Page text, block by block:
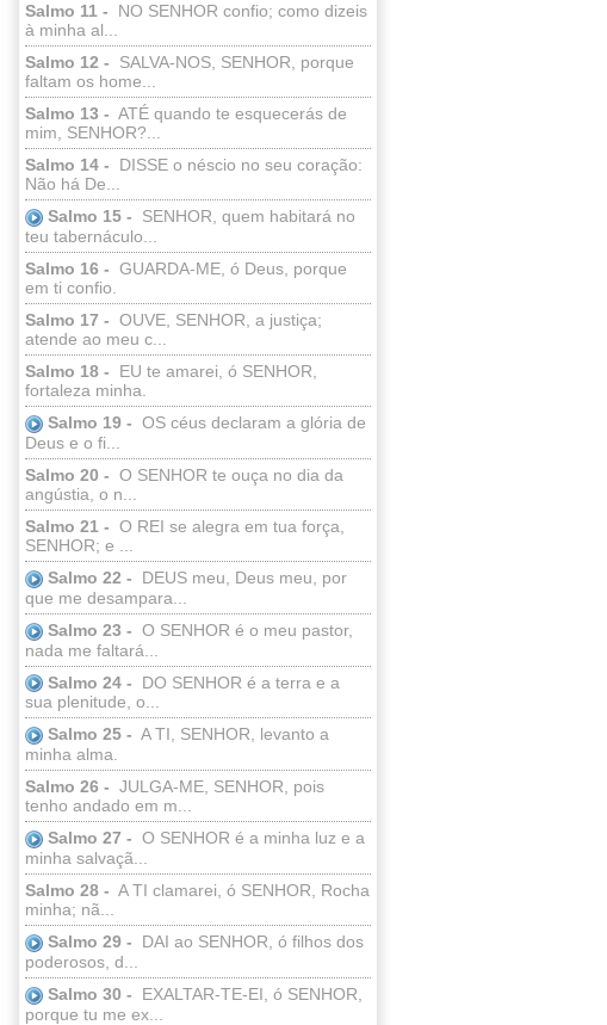
Salmo 11 -
NO SENHOR confio; como dizeis
à minha al...
Salmo 12 -
SALVA-NOS, SENHOR, porque
faltam os home...
Salmo 13 - ATÉ quando te esquecerás de
mim, SENHOR?...
Salmo 14 -
DISSE o néscio no seu coração:
Não há De...
Salmo 15 -
SENHOR, quem habitará no
teu tabernáculo...
Salmo 16 - GUARDA-ME, ó Deus, porque
em ti confio.
Salmo 17 - OUVE, SENHOR, a justiça;
atende ao meu c...
Salmo 18 -
EU te amarei, ó SENHOR,
fortaleza minha.
Salmo 19 - OS céus declaram a glória de
Deus e o fi...
Salmo 20 - O SENHOR te ouça no dia da
angústia, o n...
Salmo 21 - O REI se alegra em tua força,
SENHOR; e ...
Salmo 22 -
DEUS meu, Deus meu, por
que me desampara...
Salmo 23 - O SENHOR é o meu pastor,
nada me faltará...
Salmo 24 -
DO SENHOR é a terra e a
sua plenitude, o...
Salmo 25 - A TI, SENHOR, levanto a
minha alma.
Salmo 26 - JULGA-ME, SENHOR, pois
tenho andado em m...
Salmo 27 - O SENHOR é a minha luz e a
minha salvaçã...
Salmo 28 - A TI clamarei, ó SENHOR, Rocha
minha; nã...
Salmo 29 -
DAI ao SENHOR, ó filhos dos
poderosos, d...
Salmo 30 -
EXALTAR-TE-EI, ó SENHOR,
porque tu me ex...